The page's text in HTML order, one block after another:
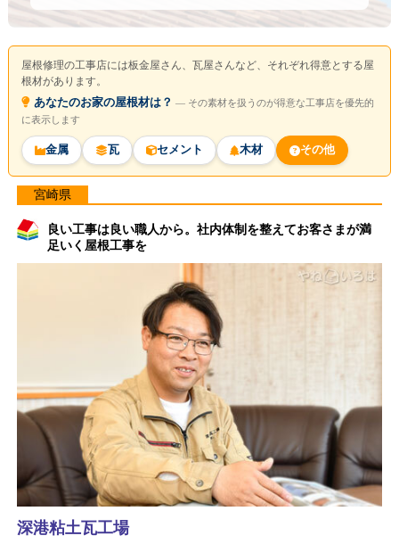
屋根修理の工事店には板金屋さん、瓦屋さんなど、それぞれ得意とする屋
根材があります。
あなたのお家の屋根材は？ ― その素材を扱うのが得意な工事店を優先的
に表示します
金属 瓦 セメント 木材 その他
宮崎県
良い工事は良い職人から。社内体制を整えてお客さまが満
足いく屋根工事を
深港粘土瓦工場